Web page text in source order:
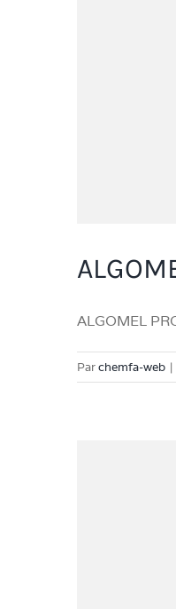
ALGOMEL
Parchemfa-web |